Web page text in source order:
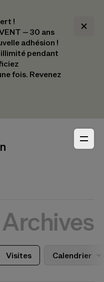
!
– 30 ans
adhésion !​
pendant
fois. Revenez
Cartier
Archives
Visites Calendrier